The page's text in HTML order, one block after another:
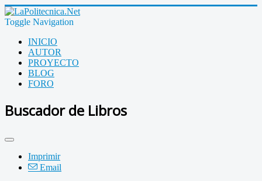
Toggle Navigation
INICIO
AUTOR
PROYECTO
BLOG
FORO
Buscador de Libros
Imprimir
Email